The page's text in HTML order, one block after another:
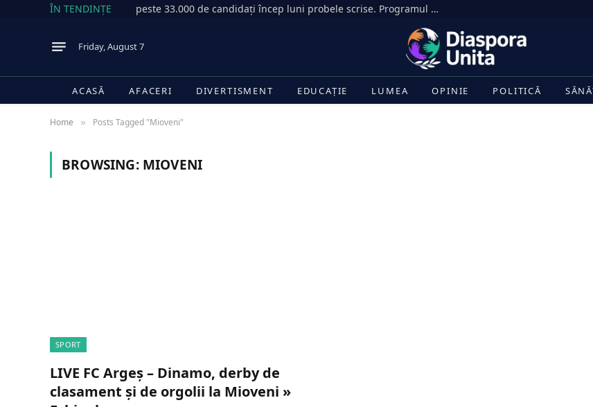
ÎN TENDINȚE peste 33.000 de candidați încep luni probele scrise. Programul complet și regulile din sălile de examen
Friday, August 7
ACASĂ AFACERI DIVERTISMENT EDUCAȚIE LUMEA OPINIE POLITICĂ
Home » Posts Tagged "Mioveni"
BROWSING: MIOVENI
SPORT
LIVE FC Argeș – Dinamo, derby de
clasament și de orgolii la Mioveni »